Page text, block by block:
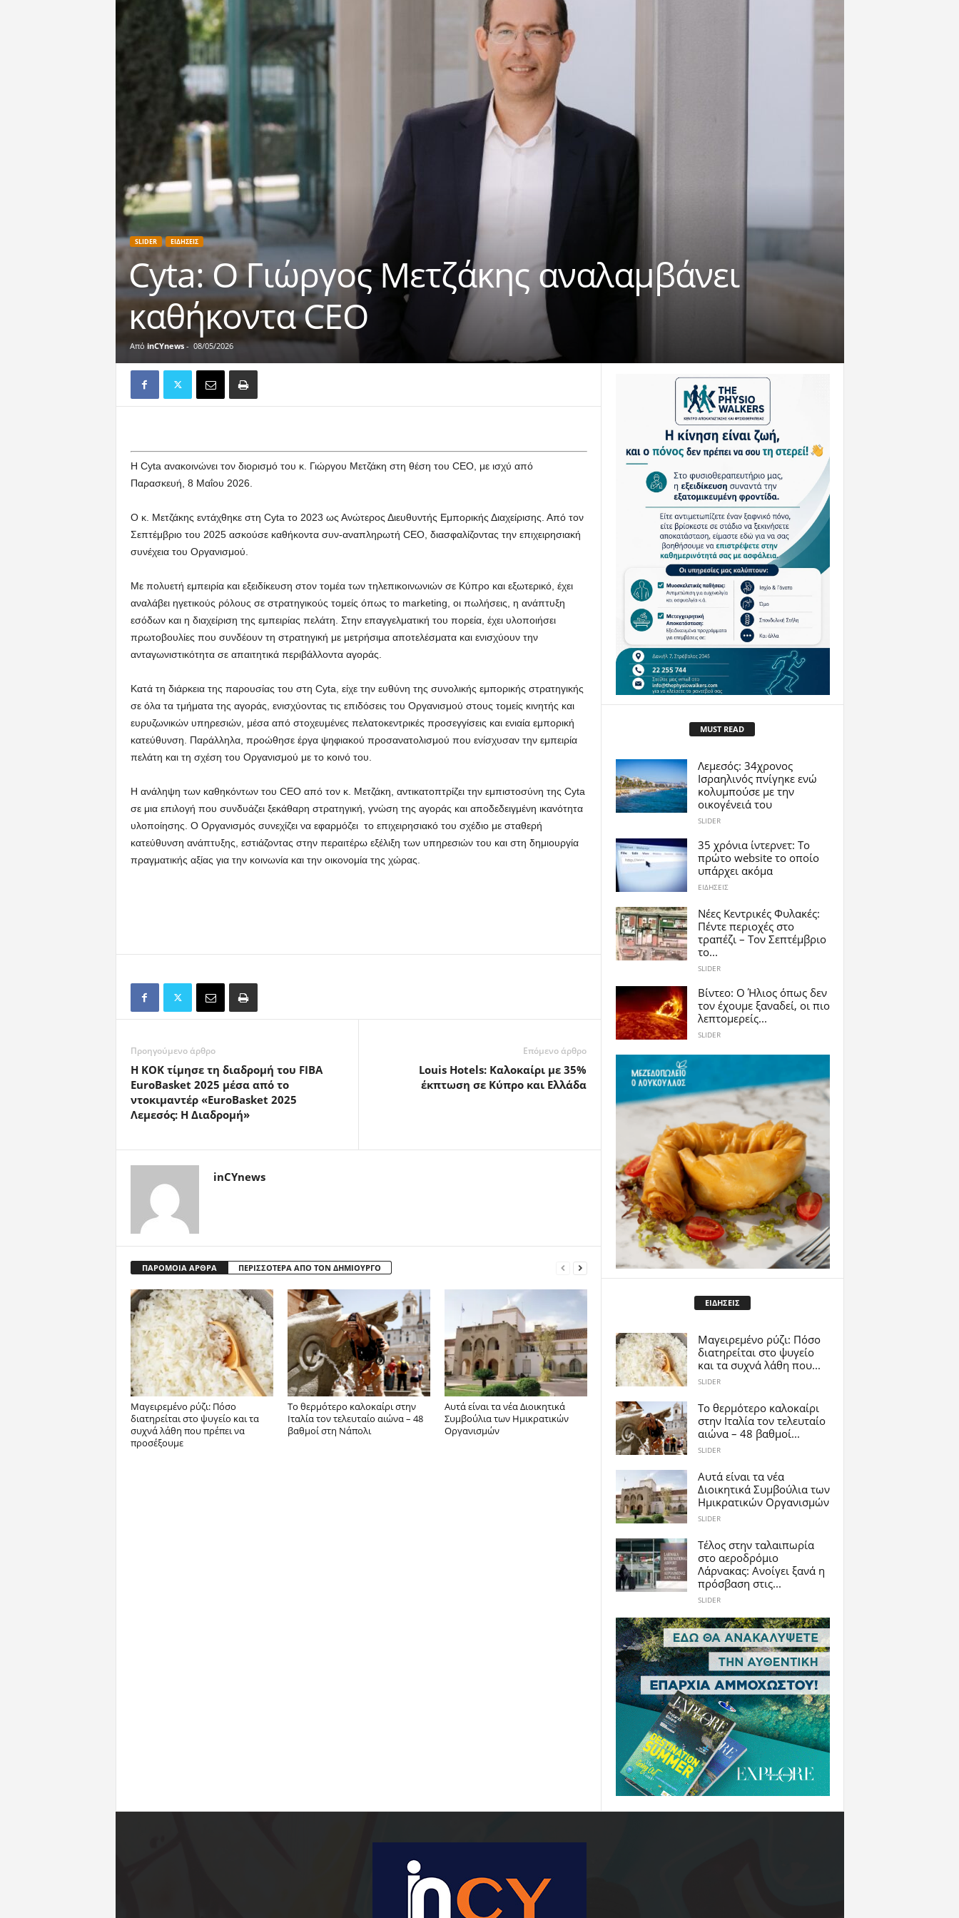
SLIDER ΕΙΔΗΣΕΙΣ
Cyta: Ο Γιώργος Μετζάκης αναλαμβάνει
καθήκοντα CEO
Από inCYnews- 08/05/2026
Η Cyta ανακοινώνει τον διορισμό του κ. Γιώργου Μετζάκη στη θέση του CEO, με ισχύ από
Παρασκευή, 8 Μαΐου 2026.
Ο κ. Μετζάκης εντάχθηκε στη Cyta το 2023 ως Ανώτερος Διευθυντής Εμπορικής Διαχείρισης. Από τον
Σεπτέμβριο του 2025 ασκούσε καθήκοντα συν-αναπληρωτή CEO, διασφαλίζοντας την επιχειρησιακή
συνέχεια του Οργανισμού.
Με πολυετή εμπειρία και εξειδίκευση στον τομέα των τηλεπικοινωνιών σε Κύπρο και εξωτερικό, έχει
αναλάβει ηγετικούς ρόλους σε στρατηγικούς τομείς όπως το marketing, οι πωλήσεις, η ανάπτυξη
εσόδων και η διαχείριση της εμπειρίας πελάτη. Στην επαγγελματική του πορεία, έχει υλοποιήσει
πρωτοβουλίες που συνδέουν τη στρατηγική με μετρήσιμα αποτελέσματα και ενισχύουν την
ανταγωνιστικότητα σε απαιτητικά περιβάλλοντα αγοράς.
Κατά τη διάρκεια της παρουσίας του στη Cyta, είχε την ευθύνη της συνολικής εμπορικής στρατηγικής
σε όλα τα τμήματα της αγοράς, ενισχύοντας τις επιδόσεις του Οργανισμού στους τομείς κινητής και
ευρυζωνικών υπηρεσιών, μέσα από στοχευμένες πελατοκεντρικές προσεγγίσεις και ενιαία εμπορική
κατεύθυνση. Παράλληλα, προώθησε έργα ψηφιακού προσανατολισμού που ενίσχυσαν την εμπειρία
πελάτη και τη σχέση του Οργανισμού με το κοινό του.
Η ανάληψη των καθηκόντων του CEO από τον κ. Μετζάκη, αντικατοπτρίζει την εμπιστοσύνη της Cyta
σε μια επιλογή που συνδυάζει ξεκάθαρη στρατηγική, γνώση της αγοράς και αποδεδειγμένη ικανότητα
υλοποίησης. Ο Οργανισμός συνεχίζει να εφαρμόζει το επιχειρησιακό του σχέδιο με σταθερή
κατεύθυνση ανάπτυξης, εστιάζοντας στην περαιτέρω εξέλιξη των υπηρεσιών του και στη δημιουργία
πραγματικής αξίας για την κοινωνία και την οικονομία της χώρας.
Προηγούμενο άρθρο
Η ΚΟΚ τίμησε τη διαδρομή του FIBA
EuroBasket 2025 μέσα από το
ντοκιμαντέρ «EuroBasket 2025
Λεμεσός: Η Διαδρομή»
Επόμενο άρθρο
Louis Hotels: Καλοκαίρι με 35%
έκπτωση σε Κύπρο και Ελλάδα
inCYnews
ΠΑΡΟΜΟΙΑ ΑΡΘΡΑ ΠΕΡΙΣΣΟΤΕΡΑ ΑΠΟ ΤΟΝ ΔΗΜΙΟΥΡΓΟ
Μαγειρεμένο ρύζι: Πόσο
διατηρείται στο ψυγείο και τα
συχνά λάθη που πρέπει να
προσέξουμε
Το θερμότερο καλοκαίρι στην
Ιταλία τον τελευταίο αιώνα – 48
βαθμοί στη Νάπολι
Αυτά είναι τα νέα Διοικητικά
Συμβούλια των Ημικρατικών
Οργανισμών
MUST READ
Λεμεσός: 34χρονος
Ισραηλινός πνίγηκε ενώ
κολυμπούσε με την
οικογένειά του
SLIDER
35 χρόνια ίντερνετ: Το
πρώτο website το οποίο
υπάρχει ακόμα
ΕΙΔΗΣΕΙΣ
Νέες Κεντρικές Φυλακές:
Πέντε περιοχές στο
τραπέζι – Τον Σεπτέμβριο
το...
SLIDER
Βίντεο: Ο Ήλιος όπως δεν
τον έχουμε ξαναδεί, οι πιο
λεπτομερείς...
SLIDER
ΕΙΔΗΣΕΙΣ
Μαγειρεμένο ρύζι: Πόσο
διατηρείται στο ψυγείο
και τα συχνά λάθη που...
SLIDER
Το θερμότερο καλοκαίρι
στην Ιταλία τον τελευταίο
αιώνα – 48 βαθμοί...
SLIDER
Αυτά είναι τα νέα
Διοικητικά Συμβούλια των
Ημικρατικών Οργανισμών
SLIDER
Tέλος στην ταλαιπωρία
στο αεροδρόμιο
Λάρνακας: Ανοίγει ξανά η
πρόσβαση στις...
SLIDER